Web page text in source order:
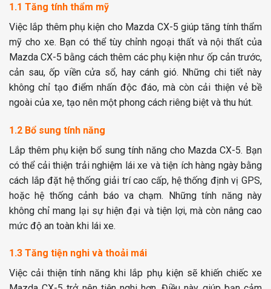
1.1 Tăng tính thẩm mỹ
Việc lắp thêm phụ kiện cho Mazda CX-5 giúp tăng tính thẩm
mỹ cho xe. Bạn có thể tùy chỉnh ngoại thất và nội thất của
Mazda CX-5 bằng cách thêm các phụ kiện như ốp cản trước,
cản sau, ốp viền cửa sổ, hay cánh gió. Những chi tiết này
không chỉ tạo điểm nhấn độc đáo, mà còn cải thiện vẻ bề
ngoài của xe, tạo nên một phong cách riêng biệt và thu hút.
1.2 Bổ sung tính năng
Lắp thêm phụ kiện bổ sung tính năng cho Mazda CX-5. Bạn
có thể cải thiện trải nghiệm lái xe và tiện ích hàng ngày bằng
cách lắp đặt hệ thống giải trí cao cấp, hệ thống định vị GPS,
hoặc hệ thống cảnh báo va chạm. Những tính năng này
không chỉ mang lại sự hiện đại và tiện lợi, mà còn nâng cao
mức độ an toàn khi lái xe.
1.3 Tăng tiện nghi và thoải mái
Việc cải thiện tính năng khi lắp phụ kiện sẽ khiến chiếc xe